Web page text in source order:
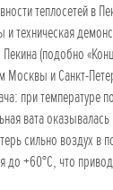
теплосетей в
техническая
(подобно
и Санкт-
при температуре
вата
сильно воздух в
до +60°C, что